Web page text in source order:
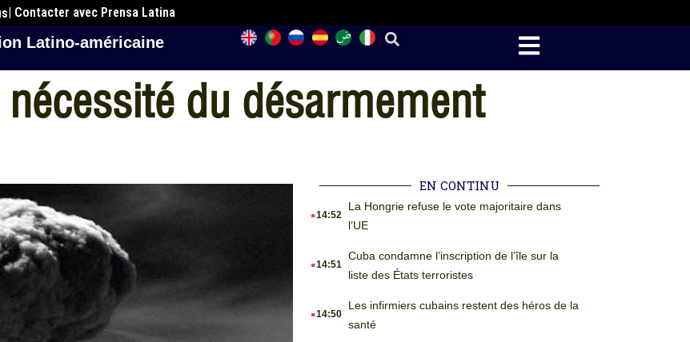
| Contacter avec Prensa Latina
Latino-américaine
du désarmement
EN CONTINU
.14:52
La Hongrie refuse le vote majoritaire dans
l’UE
.14:51
Cuba condamne l’inscription de l’île sur la
liste des États terroristes
.14:50
Les infirmiers cubains restent des héros de la
santé